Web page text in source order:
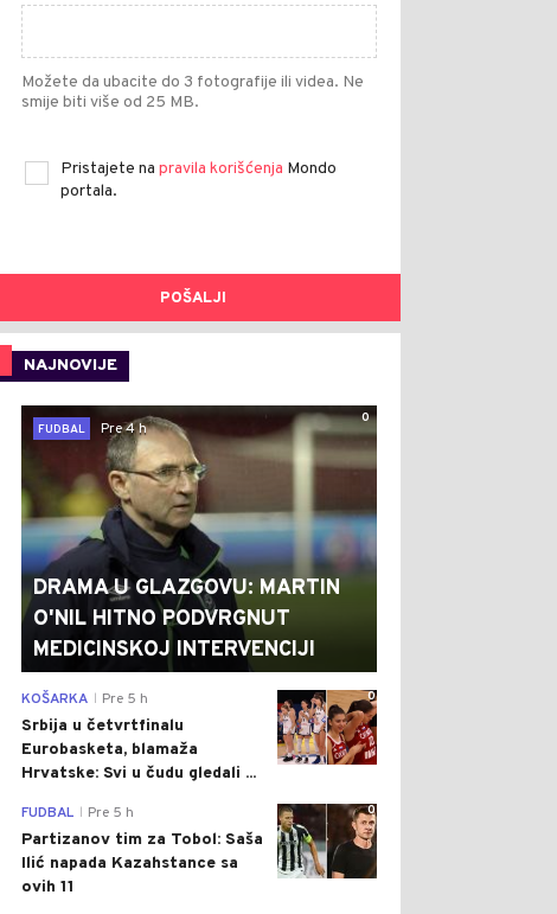
Možete da ubacite do 3 fotografije ili videa. Ne
smije biti više od 25 MB.
Pristajete na pravila korišćenja Mondo
portala.
POŠALJI
NAJNOVIJE
0
FUDBAL
Pre 4 h
DRAMA U GLAZGOVU: MARTIN
O'NIL HITNO PODVRGNUT
MEDICINSKOJ INTERVENCIJI
0
KOŠARKA Pre 5 h
Srbija u četvrtfinalu
Eurobasketa, blamaža
Hrvatske: Svi u čudu gledali ...
0
FUDBAL Pre 5 h
Partizanov tim za Tobol: Saša
Ilić napada Kazahstance sa
ovih 11